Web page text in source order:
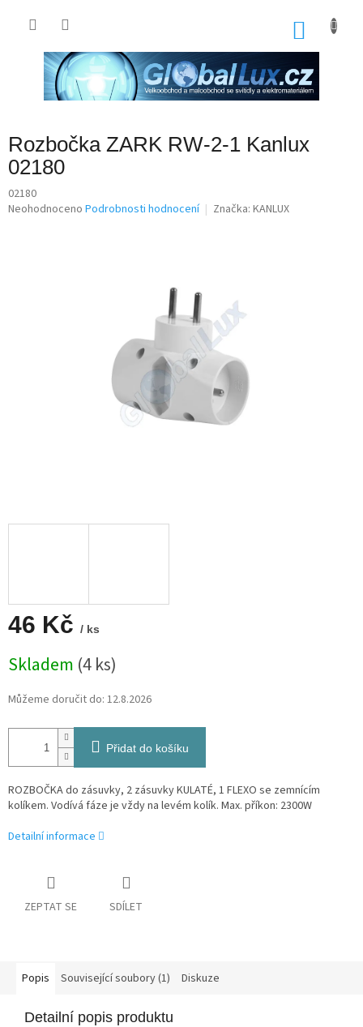
Rozbočka ZARK RW-2-1 Kanlux
02180
02180
Průměrné
Neohodnoceno Podrobnosti hodnocení Značka: KANLUX
46 Kč / ks
cena:
Skladem (4 ks)
Můžeme doručit do: 12.8.2026
Přidat do košíku
ROZBOČKA do zásuvky, 2 zásuvky KULATÉ, 1 FLEXO se zemnícím
kolíkem. Vodívá fáze je vždy na levém kolík. Max. příkon: 2300W
Detailní informace
ZEPTAT SE SDÍLET
Popis Související soubory (1) Diskuze
Detailní popis produktu